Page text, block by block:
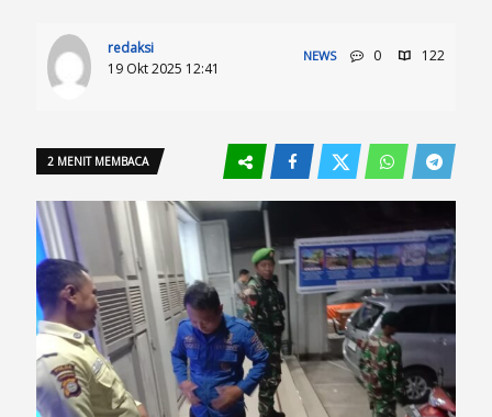
redaksi
19 Okt 2025 12:41
NEWS 0 122
2 MENIT MEMBACA